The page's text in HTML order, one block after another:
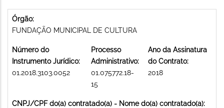
Órgão:
FUNDAÇÃO MUNICIPAL DE CULTURA
Número do
Instrumento Jurídico:
01.2018.3103.0052
Processo
Administrativo:
01.075772.18-
15
Ano da Assinatura
do Contrato:
2018
CNPJ/CPF do(a) contratado(a) - Nome do(a) contratado(a):